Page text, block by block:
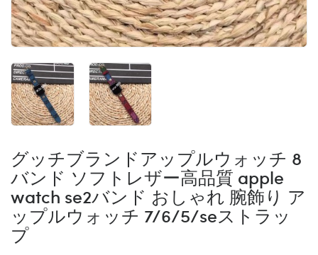
グッチブランドアップルウォッチ 8
バンド ソフトレザー高品質 apple
watch se2バンド おしゃれ 腕飾り ア
ップルウォッチ 7/6/5/seストラッ
プ